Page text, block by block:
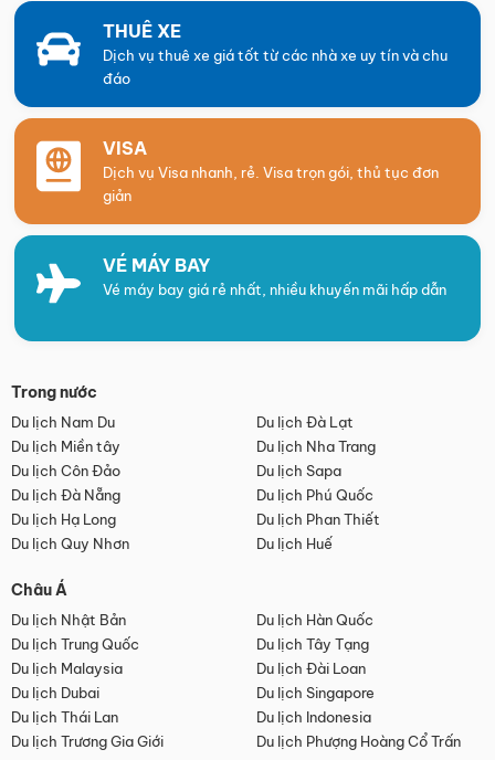
THUÊ XE
Dịch vụ thuê xe giá tốt từ các nhà xe uy tín và chu
đáo
VISA
Dịch vụ Visa nhanh, rẻ. Visa trọn gói, thủ tục đơn
giản
VÉ MÁY BAY
Vé máy bay giá rẻ nhất, nhiều khuyến mãi hấp dẫn
Trong nước
Du lịch Nam Du
Du lịch Đà Lạt
Du lịch Miền tây
Du lịch Nha Trang
Du lịch Côn Đảo
Du lịch Sapa
Du lịch Đà Nẵng
Du lịch Phú Quốc
Du lịch Hạ Long
Du lịch Phan Thiết
Du lịch Quy Nhơn
Du lịch Huế
Châu Á
Du lịch Nhật Bản
Du lịch Hàn Quốc
Du lịch Trung Quốc
Du lịch Tây Tạng
Du lịch Malaysia
Du lịch Đài Loan
Du lịch Dubai
Du lịch Singapore
Du lịch Thái Lan
Du lịch Indonesia
Du lịch Trương Gia Giới
Du lịch Phượng Hoàng Cổ Trấn